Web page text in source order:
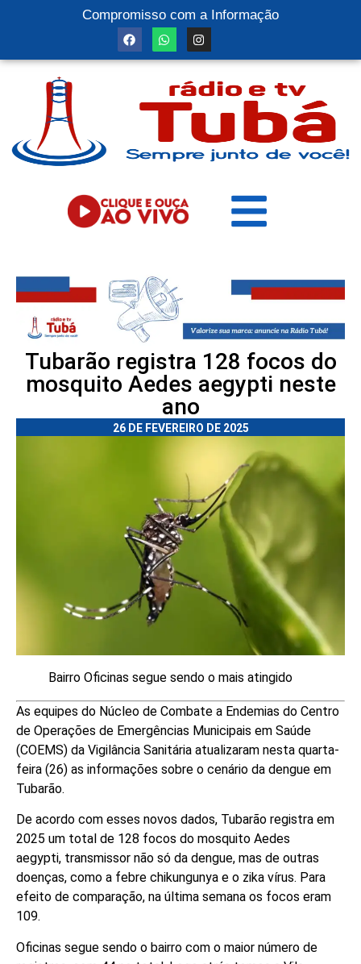
Compromisso com a Informação
Tubarão registra 128 focos do
mosquito Aedes aegypti neste
ano
26 DE FEVEREIRO DE 2025
Bairro Oficinas segue sendo o mais atingido
As equipes do Núcleo de Combate a Endemias do Centro
de Operações de Emergências Municipais em Saúde
(COEMS) da Vigilância Sanitária atualizaram nesta quarta-
feira (26) as informações sobre o cenário da dengue em
Tubarão.
De acordo com esses novos dados, Tubarão registra em
2025 um total de 128 focos do mosquito Aedes
aegypti, transmissor não só da dengue, mas de outras
doenças, como a febre chikungunya e o zika vírus. Para
efeito de comparação, na última semana os focos eram
109.
Oficinas segue sendo o bairro com o maior número de